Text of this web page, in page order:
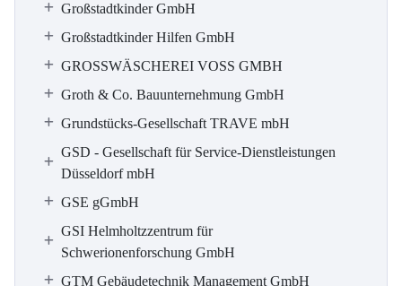
Großstadtkinder GmbH
Großstadtkinder Hilfen GmbH
GROSSWÄSCHEREI VOSS GMBH
Groth & Co. Bauunternehmung GmbH
Grundstücks-Gesellschaft TRAVE mbH
GSD - Gesellschaft für Service-Dienstleistungen
Düsseldorf mbH
GSE gGmbH
GSI Helmholtzzentrum für
Schwerionenforschung GmbH
GTM Gebäudetechnik Management GmbH